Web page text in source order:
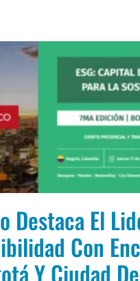
Destaca El
Con
Y Ciudad